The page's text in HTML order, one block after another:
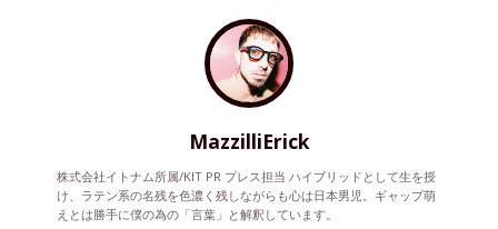
MazzilliErick
株式会社イトナム所属/KIT PR プレス担当 ハイブリッドとして生を授
け、ラテン系の名残を色濃く残しながらも心は日本男児。ギャップ萌
えとは勝手に僕の為の「言葉」と解釈しています。